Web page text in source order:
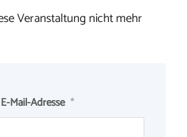
Veranstaltung nicht mehr
Mail-Adresse *